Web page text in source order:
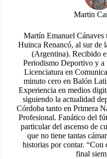
Martin
Martín Emanuel Cánaves
Huinca Renancó, al sur de
(Argentina). Recibido
Periodismo Deportivo y a
Licenciatura en
minuto cero en Balón
Experiencia en medios
siguiendo la actualidad
Córdoba tanto en Primera
Profesional. Fanático del
particular del ascenso de
que no tiene tantas
historias por contar. “Con
final